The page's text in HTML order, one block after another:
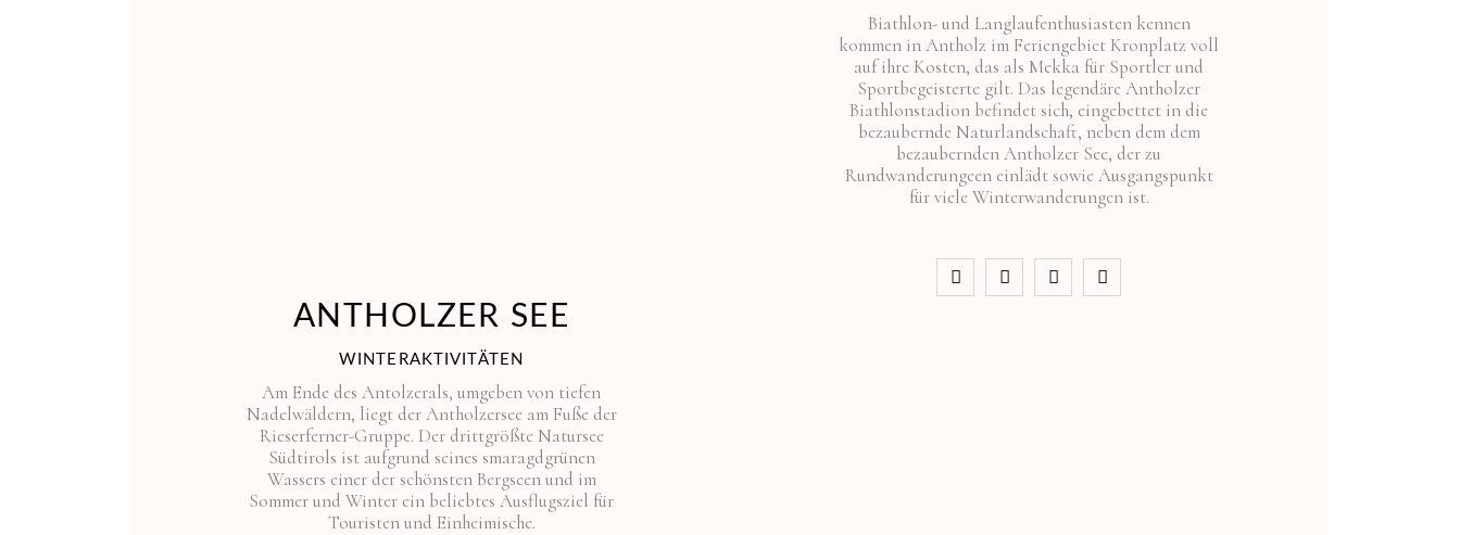
Biathlon- und Langlaufenthusiasten kennen
kommen in Antholz im Feriengebiet Kronplatz voll
auf ihre Kosten, das als Mekka für Sportler und
Sportbegeisterte gilt. Das legendäre Antholzer
Biathlonstadion befindet sich, eingebettet in die
bezaubernde Naturlandschaft, neben dem dem
bezaubernden Antholzer See, der zu
Rundwanderungeen einlädt sowie Ausgangspunkt
für viele Winterwanderungen ist.
ANTHOLZER SEE
WINTERAKTIVITÄTEN
Am Ende des Antolzerals, umgeben von tiefen
Nadelwäldern, liegt der Antholzersee am Fuße der
Rieserferner-Gruppe. Der drittgrößte Natursee
Südtirols ist aufgrund seines smaragdgrünen
Wassers einer der schönsten Bergseen und im
Sommer und Winter ein beliebtes Ausflugsziel für
Touristen und Einheimische.